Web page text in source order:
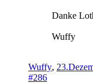
Danke
Wuffy
Wuffy,
#286